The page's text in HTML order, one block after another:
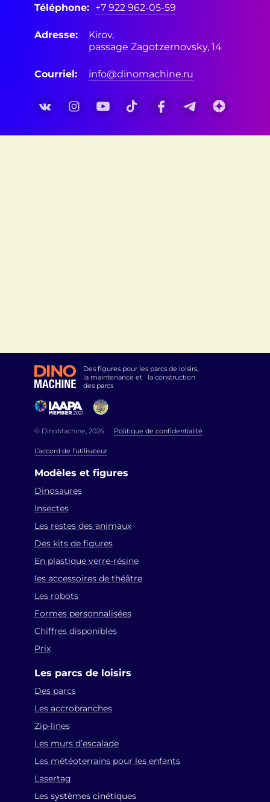
Téléphone: +7 922 962-05-59
Adresse:
Kirov,
passage Zagotzernovsky, 14
Courriel: info@dinomachine.ru
Des figures pour les parcs de loisirs,
la maintenance et la construction
des parcs
© DinoMachine, 2026 Politique de confidentialité
L’accord de l’utilisateur
Modèles et figures
Dinosaures
Insectes
Les restes des animaux
Des kits de figures
En plastique verre-résine
les accessoires de théâtre
Les robots
Formes personnalisées
Chiffres disponibles
Prix
Les parcs de loisirs
Des parcs
Les accrobranches
Zip-lines
Les murs d’escalade
Les météoterrains pour les enfants
Lasertag
Les systèmes cinétiques